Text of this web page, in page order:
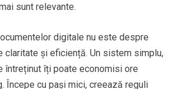
sunt relevante.
digitale nu este despre
claritate și eficiență. Un sistem simplu,
întreținut îți poate economisi ore
Începe cu pași mici, creează reguli